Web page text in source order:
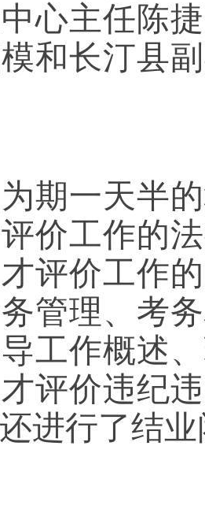
心主任陈
和长汀县
期一天半
价工作的
评价工作
管理、考
工作概述
评价违纪
进行了结